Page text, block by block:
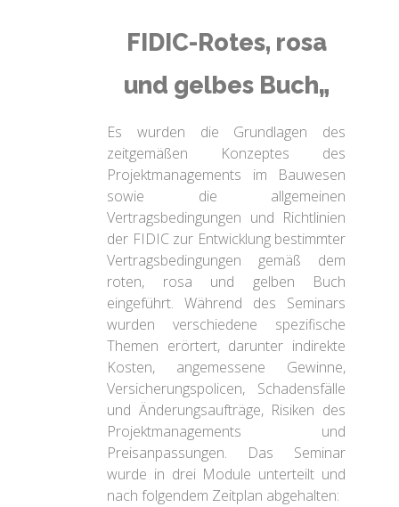
SEMINAR INGENIEURANSATZ (2014)
VORLESUNG SYSTEM DC90 (2017)
VERÖFFENTLICHUNGEN
FIDIC-Rotes, rosa
und gelbes Buch„
Es wurden die Grundlagen des
zeitgemäßen Konzeptes des
Projektmanagements im Bauwesen
sowie die allgemeinen
Vertragsbedingungen und Richtlinien
der FIDIC zur Entwicklung bestimmter
Vertragsbedingungen gemäß dem
roten, rosa und gelben Buch
eingeführt. Während des Seminars
wurden verschiedene spezifische
Themen erörtert, darunter indirekte
Kosten, angemessene Gewinne,
Versicherungspolicen, Schadensfälle
und Änderungsaufträge, Risiken des
Projektmanagements und
Preisanpassungen. Das Seminar
wurde in drei Module unterteilt und
nach folgendem Zeitplan abgehalten: